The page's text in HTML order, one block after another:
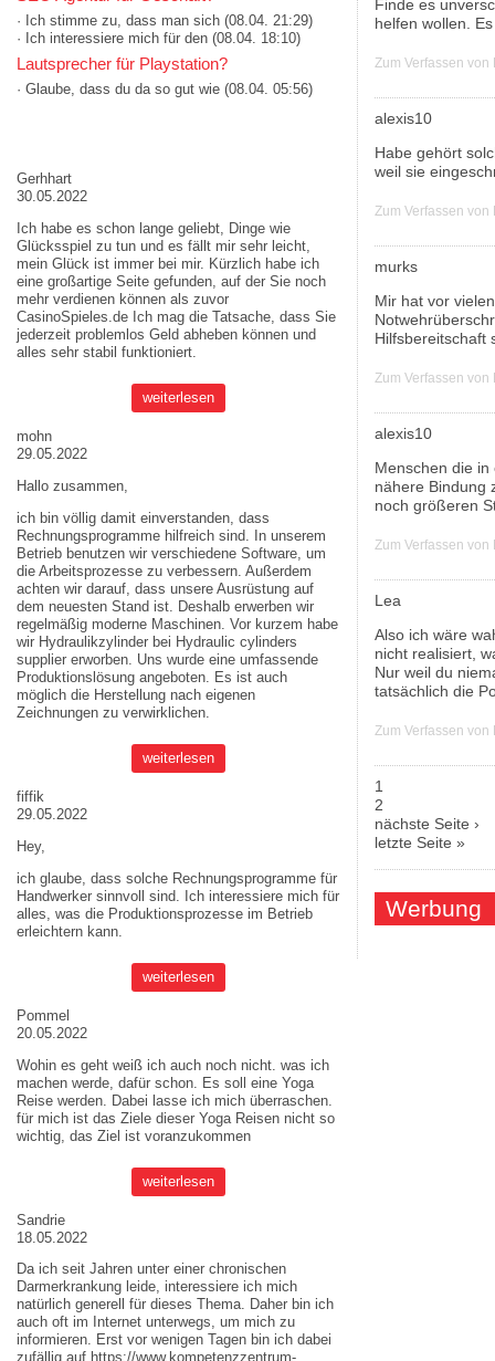
· Ich stimme zu, dass man sich (08.04. 21:29)
· Ich interessiere mich für den (08.04. 18:10)
Lautsprecher für Playstation?
· Glaube, dass du da so gut wie (08.04. 05:56)
Gerhhart
30.05.2022
Ich habe es schon lange geliebt, Dinge wie
Glücksspiel zu tun und es fällt mir sehr leicht,
mein Glück ist immer bei mir. Kürzlich habe ich
eine großartige Seite gefunden, auf der Sie noch
mehr verdienen können als zuvor
CasinoSpieles.de Ich mag die Tatsache, dass Sie
jederzeit problemlos Geld abheben können und
alles sehr stabil funktioniert.
weiterlesen
mohn
29.05.2022
Hallo zusammen,
ich bin völlig damit einverstanden, dass
Rechnungsprogramme hilfreich sind. In unserem
Betrieb benutzen wir verschiedene Software, um
die Arbeitsprozesse zu verbessern. Außerdem
achten wir darauf, dass unsere Ausrüstung auf
dem neuesten Stand ist. Deshalb erwerben wir
regelmäßig moderne Maschinen. Vor kurzem habe
wir Hydraulikzylinder bei Hydraulic cylinders
supplier erworben. Uns wurde eine umfassende
Produktionslösung angeboten. Es ist auch
möglich die Herstellung nach eigenen
Zeichnungen zu verwirklichen.
weiterlesen
fiffik
29.05.2022
Hey,
ich glaube, dass solche Rechnungsprogramme für
Handwerker sinnvoll sind. Ich interessiere mich für
alles, was die Produktionsprozesse im Betrieb
erleichtern kann.
weiterlesen
Pommel
20.05.2022
Wohin es geht weiß ich auch noch nicht. was ich
machen werde, dafür schon. Es soll eine Yoga
Reise werden. Dabei lasse ich mich überraschen.
für mich ist das Ziele dieser Yoga Reisen nicht so
wichtig, das Ziel ist voranzukommen
weiterlesen
Sandrie
18.05.2022
Da ich seit Jahren unter einer chronischen
Darmerkrankung leide, interessiere ich mich
natürlich generell für dieses Thema. Daher bin ich
auch oft im Internet unterwegs, um mich zu
informieren. Erst vor wenigen Tagen bin ich dabei
zufällig auf https://www.kompetenzzentrum-
Finde es
helfen wollen.
Zum Verfassen
alexis10
Habe gehört
weil sie
Zum Verfassen
murks
Mir hat vor
Hilfsbereitschaft
Zum Verfassen
alexis10
Menschen die
nähere Bindung
noch größeren
Zum Verfassen
Lea
Also ich wäre
nicht realisiert,
Nur weil du
tatsächlich die
Zum Verfassen
1
2
nächste Seite ›
letzte Seite »
Werbung